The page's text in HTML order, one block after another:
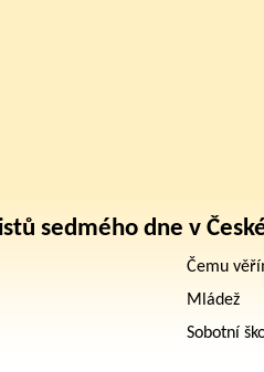
sedmého dne v
Čemu
Mládež
Sobotní